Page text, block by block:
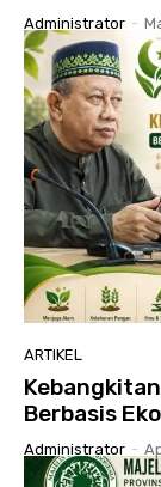
Administrator -
ARTIKEL
Berbasis
Administrator -